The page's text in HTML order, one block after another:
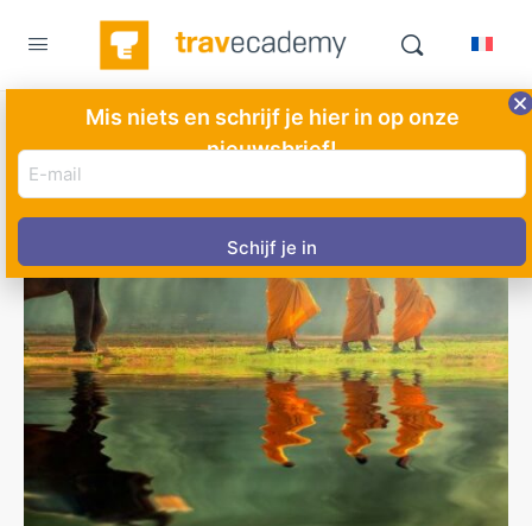
Mis niets en schrijf je hier in op onze
nieuwsbrief!
E-
mail
adres